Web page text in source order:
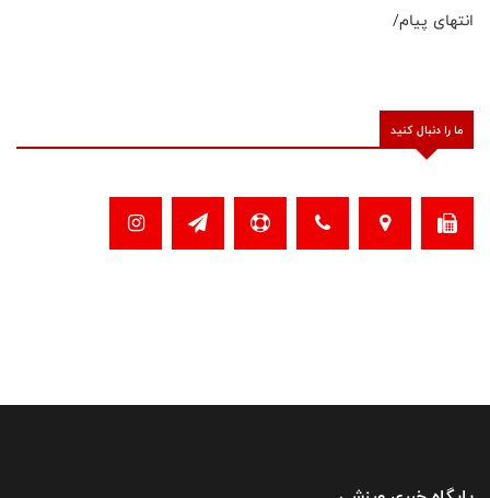
انتهای پیام/
ما را دنبال کنید